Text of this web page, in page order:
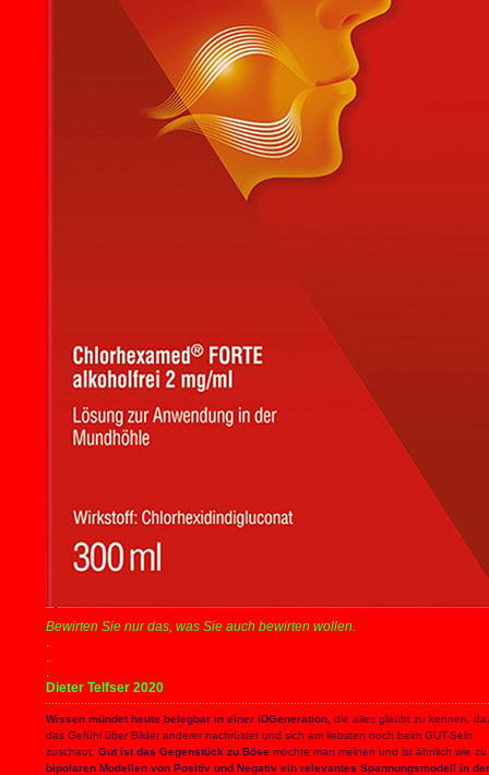
Bewirten Sie nur das, was Sie auch bewirten wollen.
.
.
.
Dieter Telfser 2020
Wissen mündet heute belegbar in einer iDGeneration, die alles glaubt zu kennen,
das Gefühl über Bilder anderer nachrüstet und sich am liebsten noch beim GUT-Sein
zuschaut. Gut ist das Gegenstück zu Böse möchte man meinen und ist ähnlich wie zu
bipolaren Modellen von Positiv und Negativ ein relevantes Spannungsmodell in der